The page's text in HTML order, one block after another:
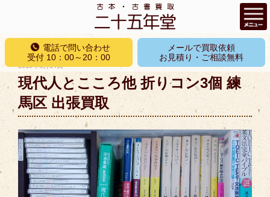
コ
テ
ン
ツ
へ
ス
キ
プ
電話で問い合わせ
受付 10：00～20：00
メールで買取依頼
お見積り・ご相談無料
稿
日:
2019年8月14日
現代人とこころ他 折りコン3個 練
馬区 出張買取